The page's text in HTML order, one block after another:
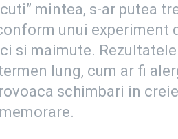
mintea, s-ar putea
unui experiment
si maimute.
lung, cum ar fi
schimbari in